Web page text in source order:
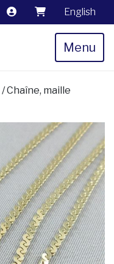
English
Menu
/ Chaîne, maille